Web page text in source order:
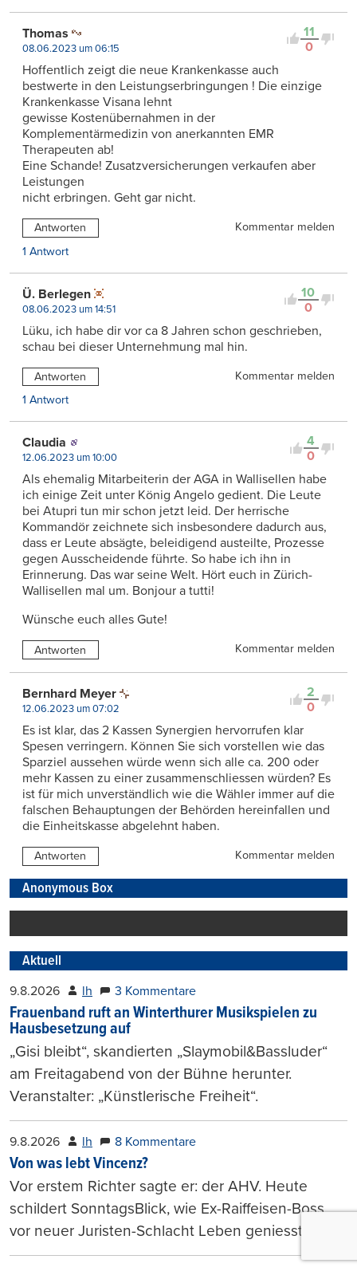
11
0
Thomas
08.06.2023 um 06:15
Hoffentlich zeigt die neue Krankenkasse auch
bestwerte in den Leistungserbringungen ! Die einzige
Krankenkasse Visana lehnt
gewisse Kostenübernahmen in der
Komplementärmedizin von anerkannten EMR
Therapeuten ab!
Eine Schande! Zusatzversicherungen verkaufen aber
Leistungen
nicht erbringen. Geht gar nicht.
Antworten
Kommentar melden
1 Antwort
10
0
Ü. Berlegen
08.06.2023 um 14:51
Lüku, ich habe dir vor ca 8 Jahren schon geschrieben,
schau bei dieser Unternehmung mal hin.
Antworten
Kommentar melden
1 Antwort
4
0
Claudia
12.06.2023 um 10:00
Als ehemalig Mitarbeiterin der AGA in Wallisellen habe
ich einige Zeit unter König Angelo gedient. Die Leute
bei Atupri tun mir schon jetzt leid. Der herrische
Kommandör zeichnete sich insbesondere dadurch aus,
dass er Leute absägte, beleidigend austeilte, Prozesse
gegen Ausscheidende führte. So habe ich ihn in
Erinnerung. Das war seine Welt. Hört euch in Zürich-
Wallisellen mal um. Bonjour a tutti!
Wünsche euch alles Gute!
Antworten Kommentar melden
2
0
Bernhard Meyer
12.06.2023 um 07:02
Es ist klar, das 2 Kassen Synergien hervorrufen klar
Spesen verringern. Können Sie sich vorstellen wie das
Sparziel aussehen würde wenn sich alle ca. 200 oder
mehr Kassen zu einer zusammenschliessen würden? Es
ist für mich unverständlich wie die Wähler immer auf die
falschen Behauptungen der Behörden hereinfallen und
die Einheitskasse abgelehnt haben.
Antworten Kommentar melden
Anonymous Box
Aktuell
9.8.2026 lh 3 Kommentare
Frauenband ruft an Winterthurer Musikspielen zu
Hausbesetzung auf
„Gisi bleibt“, skandierten „Slaymobil&Bassluder“
am Freitagabend von der Bühne herunter.
Veranstalter: „Künstlerische Freiheit“.
9.8.2026 lh 8 Kommentare
Von was lebt Vincenz?
Vor erstem Richter sagte er: der AHV. Heute
schildert SonntagsBlick, wie Ex-Raiffeisen-Boss
vor neuer Juristen-Schlacht Leben geniesst.